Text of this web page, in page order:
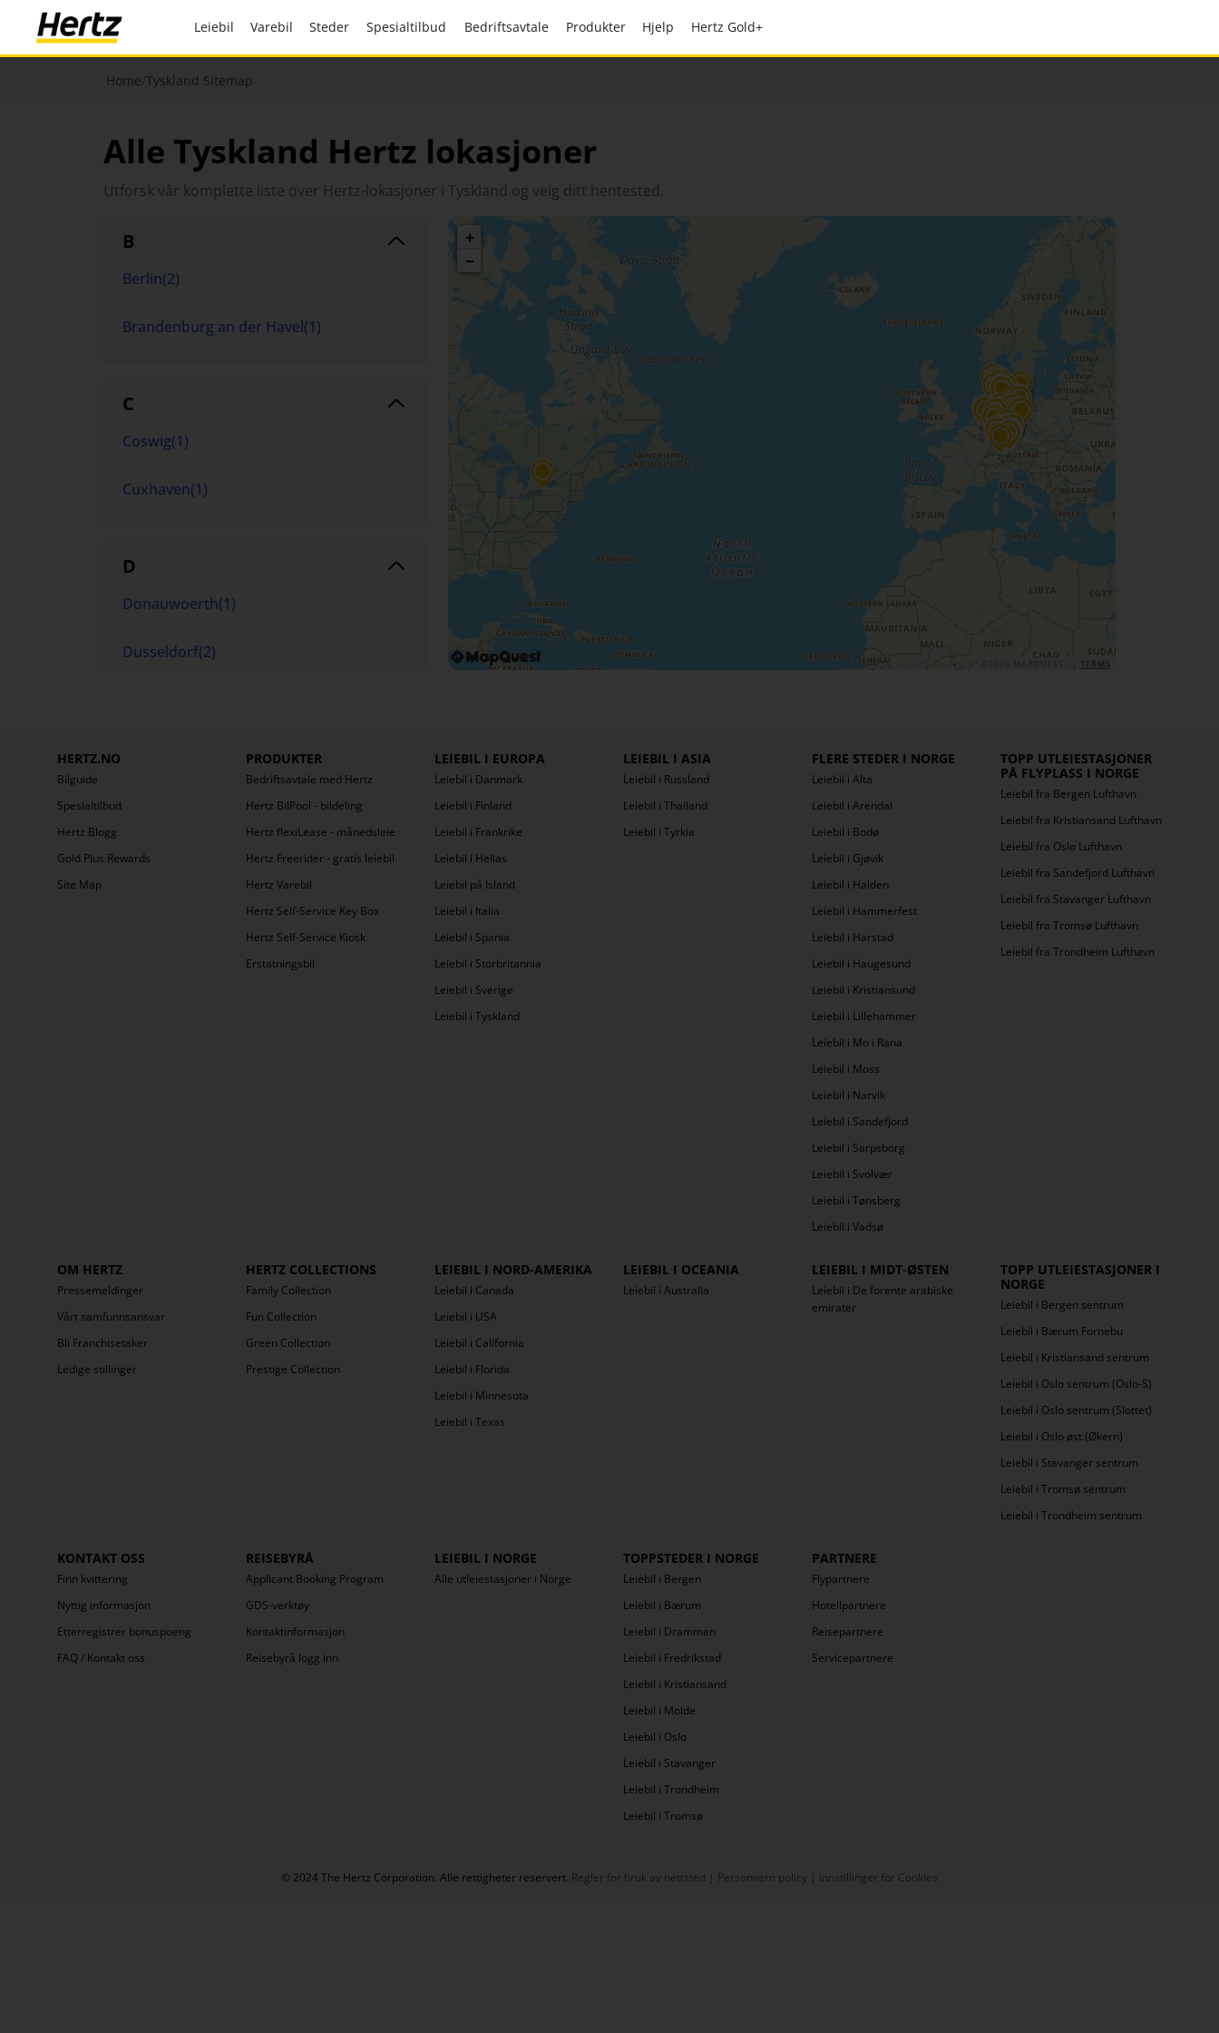
Leiebil Varebil Steder Spesialtilbud Bedriftsavtale Produkter Hjelp Hertz Gold+
Home Tyskland Sitemap
Alle Tyskland Hertz lokasjoner
Utforsk vår komplette liste over Hertz-lokasjoner i Tyskland og velg ditt hentested.
B
Berlin(2)
Brandenburg an der Havel(1)
C
Coswig(1)
Cuxhaven(1)
D
Donauwoerth(1)
Dusseldorf(2)
Flughafen Leipzig-Halle(1 )
Frankfurt
Køln
L
Marburg
München(
+
−
HERTZ.NO
Bilguide
Spesialtilbud
Hertz Blogg
Gold Plus Rewards
Site Map
PRODUKTER
Bedriftsavtale med Hertz
Hertz BilPool - bildeling
Hertz flexiLease - månedsleie
Hertz Freerider - gratis leiebil
Hertz Varebil
Hertz Self-Service Key Box
Hertz Self-Service Kiosk
Erstatningsbil
LEIEBIL I EUROPA
Leiebil i Danmark
Leiebil i Finland
Leiebil i Frankrike
Leiebil i Hellas
Leiebil på Island
Leiebil i Italia
Leiebil i Spania
Leiebil i Storbritannia
Leiebil i Sverige
Leiebil i Tyskland
LEIEBIL I ASIA
Leiebil i Russland
Leiebil i Thailand
Leiebil i Tyrkia
FLERE STEDER I NORGE
Leiebil i Alta
Leiebil i Arendal
Leiebil i Bodø
Leiebil i Gjøvik
Leiebil i Halden
Leiebil i Hammerfest
Leiebil i Harstad
Leiebil i Haugesund
Leiebil i Kristiansund
Leiebil i Lillehammer
Leiebil i Mo i Rana
Leiebil i Moss
Leiebil i Narvik
Leiebil i Sandefjord
Leiebil i Sarpsborg
Leiebil i Svolvær
Leiebil i Tønsberg
Leiebil i Vadsø
TOPP UTLEIESTASJONER
PÅ FLYPLASS I NORGE
Leiebil fra Bergen Lufthavn
Leiebil fra Kristiansand Lufthavn
Leiebil fra Oslo Lufthavn
Leiebil fra Sandefjord Lufthavn
Leiebil fra Stavanger Lufthavn
Leiebil fra Tromsø Lufthavn
Leiebil fra Trondheim Lufthavn
OM HERTZ
Pressemeldinger
Vårt samfunnsansvar
Bli Franchisetaker
Ledige stillinger
HERTZ COLLECTIONS
Family Collection
Fun Collection
Green Collection
Prestige Collection
LEIEBIL I NORD-AMERIKA
Leiebil i Canada
Leiebil i USA
Leiebil i California
Leiebil i Florida
Leiebil i Minnesota
Leiebil i Texas
LEIEBIL I OCEANIA
Leiebil i Australia
LEIEBIL I MIDT-ØSTEN
Leiebil i De forente arabiske
emirater
TOPP UTLEIESTASJONER I
NORGE
Leiebil i Bergen sentrum
Leiebil i Bærum Fornebu
Leiebil i Kristiansand sentrum
Leiebil i Oslo sentrum (Oslo-S)
Leiebil i Oslo sentrum (Slottet)
Leiebil i Oslo øst (Økern)
Leiebil i Stavanger sentrum
Leiebil i Tromsø sentrum
Leiebil i Trondheim sentrum
KONTAKT OSS
Finn kvittering
Nyttig informasjon
Etterregistrer bonuspoeng
FAQ / Kontakt oss
REISEBYRÅ
Applicant Booking Program
GDS-verktøy
Kontaktinformasjon
Reisebyrå logg inn
LEIEBIL I NORGE
Alle utleiestasjoner i Norge
TOPPSTEDER I NORGE
Leiebil i Bergen
Leiebil i Bærum
Leiebil i Drammen
Leiebil i Fredrikstad
Leiebil i Kristiansand
Leiebil i Molde
Leiebil i Oslo
Leiebil i Stavanger
Leiebil i Trondheim
Leiebil i Tromsø
PARTNERE
Flypartnere
Hotellpartnere
Reisepartnere
Servicepartnere
© 2024 The Hertz Corporation. Alle rettigheter reservert. Regler for bruk av nettsted Personvern policy Innstillinger for Cookies